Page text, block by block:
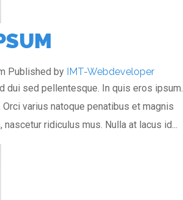
Published by IMT-Webdeveloper
dui sed pellentesque. In quis eros ipsum.
varius natoque penatibus et magnis
ridiculus mus. Nulla at lacus id...